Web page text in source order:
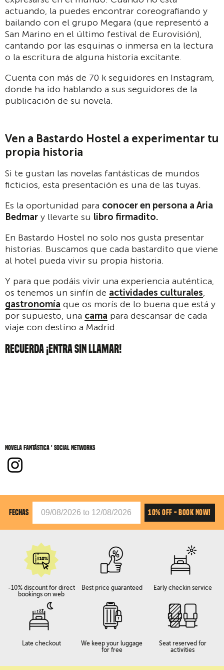
actuando, la puedes encontrar coreografiando y
bailando con el grupo Megara (que representó a
San Marino en el último festival de Eurovisión),
cantando por las esquinas o inmersa en la lectura
o la escritura de alguna historia excitante.
Cuenta con más de 70 k seguidores en Instagram,
donde ha ido hablando a sus seguidores de la
publicación de su novela.
Ven a Bastardo Hostel a experimentar tu
propia historia
Si te gustan las novelas fantásticas de mundos
ficticios, esta presentación es una de las tuyas.
Es la oportunidad para conocer en persona a Aria
Bedmar y llevarte su libro firmadito.
En Bastardo Hostel no solo nos gusta presentar
historias. Buscamos que cada bastardito que viene
al hotel pueda vivir su propia historia.
Y para que podáis vivir una experiencia auténtica,
os tenemos un sinfín de actividades culturales,
gastronomía que os morís de lo buena que está y
por supuesto, una cama para descansar de cada
viaje con destino a Madrid.
RECUERDA ¡ENTRA SIN LLAMAR!
Novela Fantástica ' social networks
FECHAS 10% OFF - BOOK NOW!
-10% discount for direct
bookings on web
Best price guaranteed Early checkin service
Late checkout
We keep your luggage
for free
Seat reserved for
activities